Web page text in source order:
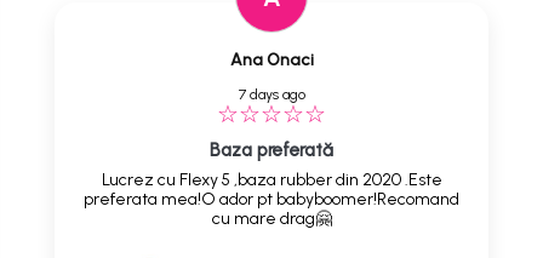
Ana Onaci
7 days ago
Baza preferată
Lucrez cu Flexy 5 ,baza rubber din 2020 .Este
preferata mea!O ador pt babyboomer!Recomand
cu mare drag🤗